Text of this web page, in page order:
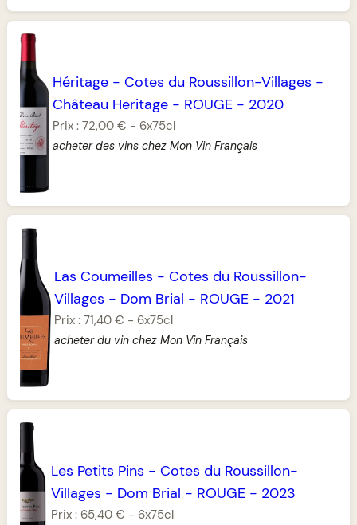
Héritage- Cotes du Roussillon-Villages -
Château Heritage- ROUGE- 2020
Prix : 72,00 € - 6x75cl
acheter des vins chez Mon Vin Français
Las Coumeilles - Cotes du Roussillon-
Villages - Dom Brial - ROUGE - 2021
Prix :71,40 € - 6x75cl
acheter du vin chez Mon Vin Français
Les Petits Pins - Cotes du Roussillon-
Villages - Dom Brial - ROUGE- 2023
Prix : 65,40 € - 6x75cl